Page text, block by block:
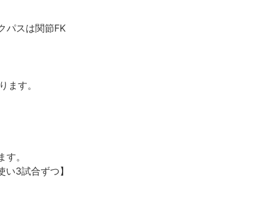
パスは関節FK
ます。
。
3試合ずつ】